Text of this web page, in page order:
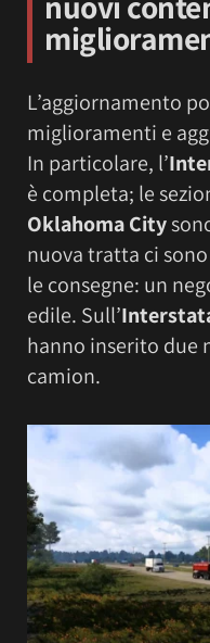
L’aggiornamento
miglioramenti e
In particolare, l’
è completa; le
Oklahoma City
nuova tratta ci
le consegne: un
edile. Sull’
hanno inserito due
camion.